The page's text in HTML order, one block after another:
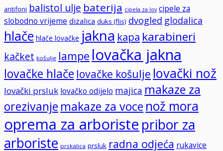
antifoni balistol ulje baterija cipela za lov cipele za
slobodno vrijeme dizalica duks (flis) dvogled glodalica
hlače hlače lovačke jakna kapa karabineri
kačket košulje lampe lovačka jakna
lovačke hlače lovačke košulje lovački nož
lovački prsluk lovačko odijelo majica makaze za
orezivanje makaze za voce nož mora
oprema za arboriste pribor za
arboriste prskalica prsluk radna odjeća rukavice